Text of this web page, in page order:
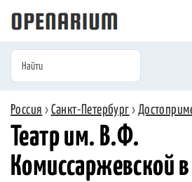
Россия › Санкт-Петербург ›
Театр им. В.Ф.
Комиссаржевской